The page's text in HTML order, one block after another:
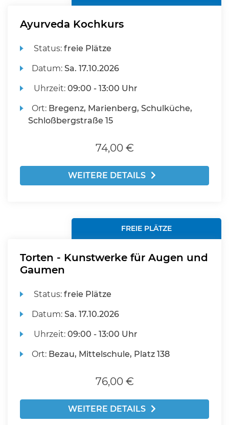
Ayurveda Kochkurs
Status:freie Plätze
Datum:Sa. 17.10.2026
Uhrzeit:09:00 - 13:00 Uhr
Ort: Bregenz, Marienberg, Schulküche,
Schloßbergstraße 15
74,00 €
WEITERE DETAILS
FREIE PLÄTZE
Torten - Kunstwerke für Augen und
Gaumen
Status:freie Plätze
Datum:Sa. 17.10.2026
Uhrzeit:09:00 - 13:00 Uhr
Ort: Bezau, Mittelschule, Platz 138
76,00 €
WEITERE DETAILS